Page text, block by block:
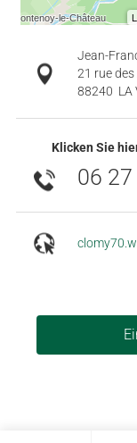
Jean-
21 rue
88240 LA
Klicken Sie
06